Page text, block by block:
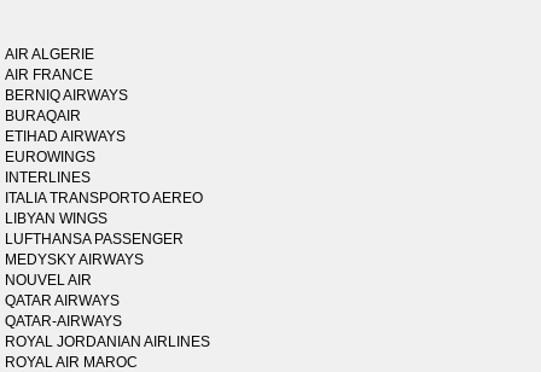
AIR ALGERIE
AIR FRANCE
BERNIQ AIRWAYS
BURAQAIR
ETIHAD AIRWAYS
EUROWINGS
INTERLINES
ITALIA TRANSPORTO AEREO
LIBYAN WINGS
LUFTHANSA PASSENGER
MEDYSKY AIRWAYS
NOUVEL AIR
QATAR AIRWAYS
QATAR-AIRWAYS
ROYAL JORDANIAN AIRLINES
ROYAL AIR MAROC